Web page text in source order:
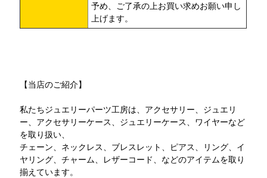
予め、ご了承の上お買い求めお願い申し
上げます。
【当店のご紹介】
私たちジュエリーパーツ工房は、アクセサリー、ジュエリ
ー、アクセサリーケース、ジュエリーケース、ワイヤーなど
を取り扱い、
チェーン、ネックレス、ブレスレット、ピアス、リング、イ
ヤリング、チャーム、レザーコード、などのアイテムを取り
揃えています。